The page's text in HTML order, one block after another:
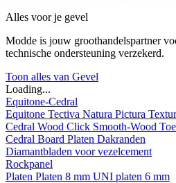
Alles voor je gevel
Modde is jouw groothandelspartner
technische ondersteuning verzekerd.
Toon alles van Gevel
Loading...
Equitone-Cedral
Equitone Tectiva Natura Pictura
Cedral Wood Click Smooth-Wood
Cedral Board Platen Dakranden
Diamantbladen voor vezelcement
Rockpanel
Platen Platen 8 mm UNI platen 6 mm